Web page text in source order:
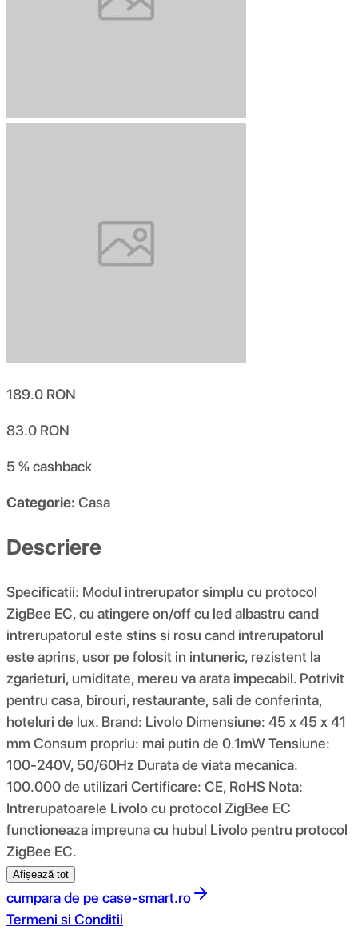
189.0 RON
83.0 RON
5 %cashback
Categorie: Casa
Descriere
Specificatii: Modul intrerupator simplu cu protocol
ZigBee EC, cu atingere on/off cu led albastru cand
intrerupatorul este stins si rosu cand intrerupatorul
este aprins, usor pe folosit in intuneric, rezistent la
zgarieturi, umiditate, mereu va arata impecabil. Potrivit
pentru casa, birouri, restaurante, sali de conferinta,
hoteluri de lux. Brand: Livolo Dimensiune: 45 x 45 x 41
mm Consum propriu: mai putin de 0.1mW Tensiune:
100-240V, 50/60Hz Durata de viata mecanica:
100.000 de utilizari Certificare: CE, RoHS Nota:
Intrerupatoarele Livolo cu protocol ZigBee EC
functioneaza impreuna cu hubul Livolo pentru protocol
ZigBee EC.
Afișează tot
cumpara de pe case-smart.ro
Termeni si Conditii